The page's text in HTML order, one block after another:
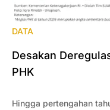
DATA
Desakan
PHK
Hingga pertengahan